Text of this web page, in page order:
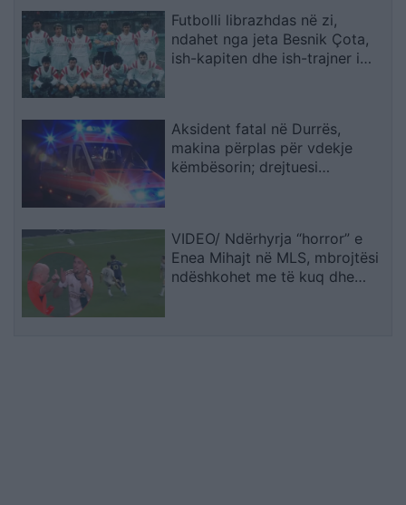
Futbolli librazhdas në zi,
ndahet nga jeta Besnik Çota,
ish-kapiten dhe ish-trajner i
Aksident fatal në Durrës,
makina përplas për vdekje
këmbësorin; drejtuesi
VIDEO/ Ndërhyrja “horror” e
Enea Mihajt në MLS, mbrojtësi
ndëshkohet me të kuq dhe